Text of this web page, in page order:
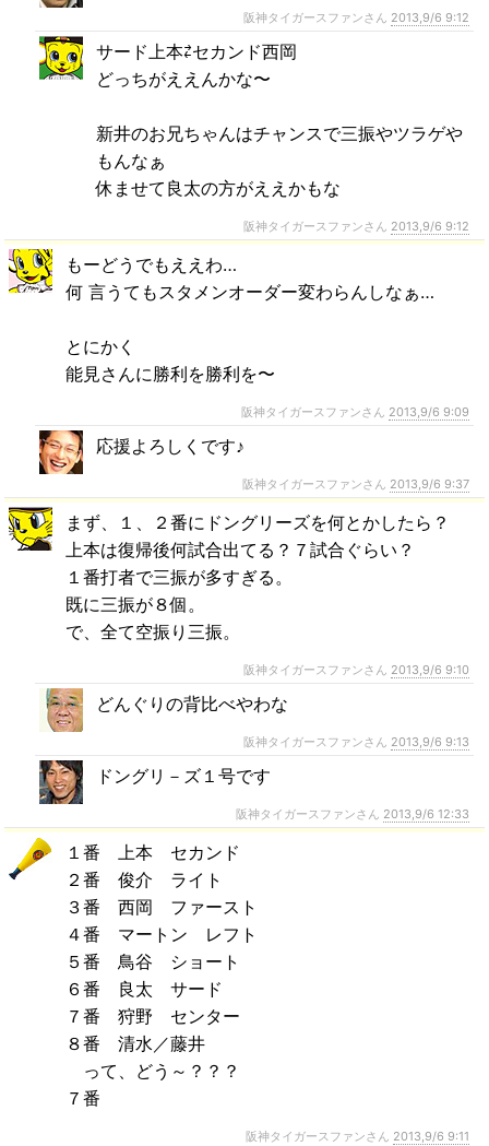
阪神タイガースファンさん 2013,9/6 9:12
サード上本⇄セカンド西岡
どっちがええんかな〜
新井のお兄ちゃんはチャンスで三振やツラゲや
もんなぁ
休ませて良太の方がええかもな
阪神タイガースファンさん 2013,9/6 9:12
もーどうでもええわ…
何 言うてもスタメンオーダー変わらんしなぁ…
とにかく
能見さんに勝利を勝利を〜
阪神タイガースファンさん 2013,9/6 9:09
応援よろしくです♪
阪神タイガースファンさん 2013,9/6 9:37
まず、１、２番にドングリーズを何とかしたら？
上本は復帰後何試合出てる？７試合ぐらい？
１番打者で三振が多すぎる。
既に三振が８個。
で、全て空振り三振。
阪神タイガースファンさん 2013,9/6 9:10
どんぐりの背比べやわな
阪神タイガースファンさん 2013,9/6 9:13
ドングリ－ズ１号です
阪神タイガースファンさん 2013,9/6 12:33
１番 上本 セカンド
２番 俊介 ライト
３番 西岡 ファースト
４番 マートン レフト
５番 鳥谷 ショート
６番 良太 サード
７番 狩野 センター
８番 清水／藤井
って、どう～？？？
７番
阪神タイガースファンさん 2013,9/6 9:11